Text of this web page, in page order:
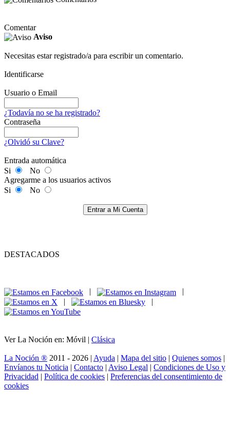
Comentar
Aviso
Necesitas estar registrado/a para escribir un comentario.
Identificarse
Usuario o Email
¿Todavía no se ha registrado?
Contraseña
¿Olvidó su Clave?
Entrada automática
Si
No
Agregarme a los usuarios activos
Si
No
Entrar a Mi Cuenta
DESTACADOS
|
|
Ver La Noción en: Móvil | Clásica
La Noción ® 2011 - 2026 | Ayuda | Mapa del sitio | Quienes somos |
Envíanos tu Noticia | Contacto | Aviso Legal | Condiciones de Uso y
Privacidad | Política de cookies | Preferencias del consentimiento de
cookies